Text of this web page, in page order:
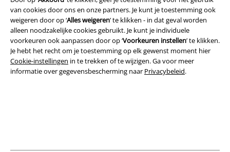
van cookies door ons en onze partners. Je kunt je toestemming ook
weigeren door op ‘Alles weigeren’ te klikken - in dat geval worden
alleen noodzakelijke cookies gebruikt. Je kunt je individuele
voorkeuren ook aanpassen door op ‘Voorkeuren instellen’ te klikken.
Je hebt het recht om je toestemming op elk gewenst moment hier
Cookie-instellingen in te trekken of te wijzigen. Ga voor meer
informatie over gegevensbescherming naar Privacybeleid.